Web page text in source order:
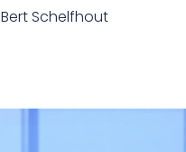
Bert Schelfhout